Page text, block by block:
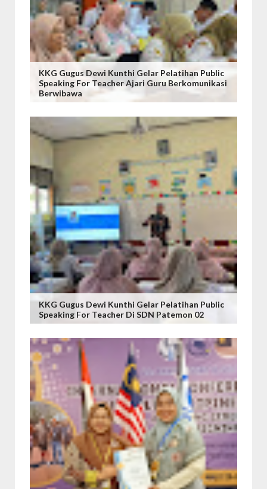
KKG Gugus Dewi Kunthi Gelar Pelatihan Public
Speaking For Teacher Ajari Guru Berkomunikasi
Berwibawa
KKG Gugus Dewi Kunthi Gelar Pelatihan Public
Speaking For Teacher Di SDN Patemon 02